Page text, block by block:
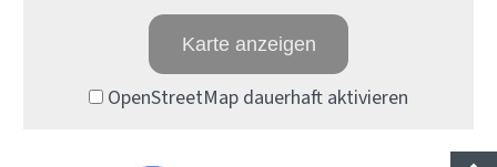
Karte anzeigen
OpenStreetMap dauerhaft aktivieren